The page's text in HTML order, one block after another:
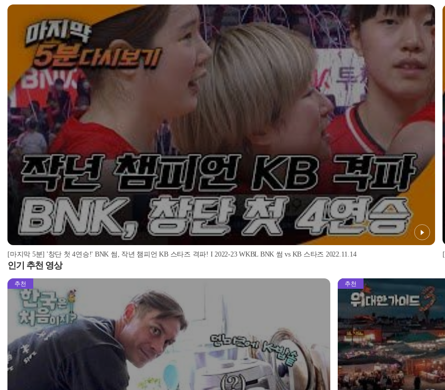
[마지막 5분] '창단 첫 4연승!' BNK 썸, 작년 챔피언 KB 스타즈 격파! I 2022-23 WKBL BNK 썸 vs KB 스타즈 2022.11.14
인기 추천 영상
추천 추천